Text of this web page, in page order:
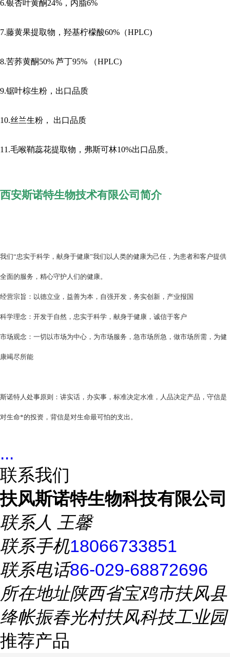
6.银杏叶黄酮24%，内脂6%
7.藤黄果提取物，羟基柠檬酸60%（HPLC)
8.苦荞黄酮50% 芦丁95% （HPLC)
9.锯叶棕生粉，出口品质
10.丝兰生粉， 出口品质
11.毛喉鞘蕊花提取物，弗斯可林10%出口品质。
西安斯诺特生物技术有限公司简介
我们“忠实于科学，献身于健康”我们以人类的健康为己任，为患者和客户提供
全面的服务，精心守护人们的健康。
经营宗旨：以德立业，益善为本，自强开发，务实创新，产业报国
科学理念：开发于自然，忠实于科学，献身于健康，诚信于客户
市场观念：一切以市场为中心，为市场服务，急市场所急，做市场所需，为健
康竭尽所能
斯诺特人处事原则：讲实话，办实事，标准决定水准，人品决定产品，守信是
对生命*的投资，背信是对生命最可怕的支出。
...
联系我们
扶风斯诺特生物科技有限公司
联系人 王馨
联系手机18066733851
联系电话86-029-68872696
所在地址陕西省宝鸡市扶风县
绛帐振春光村扶风科技工业园
推荐产品